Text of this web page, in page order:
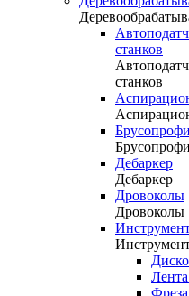
станков
станков
Дебаркер
Дебаркер
Дровоколы
Дровоколы